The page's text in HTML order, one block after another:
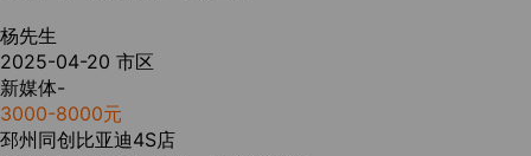
杨先生
2025-04-20 市区
新媒体-
3000-8000元
邳州同创比亚迪4S店